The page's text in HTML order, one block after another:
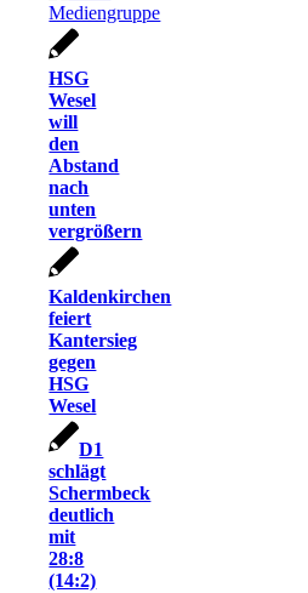
HSG
Wesel
will
den
Abstand
nach
unten
vergrößern
Kaldenkirchen
feiert
Kantersieg
gegen
HSG
Wesel
D1
schlägt
Schermbeck
deutlich
mit
28:8
(14:2)